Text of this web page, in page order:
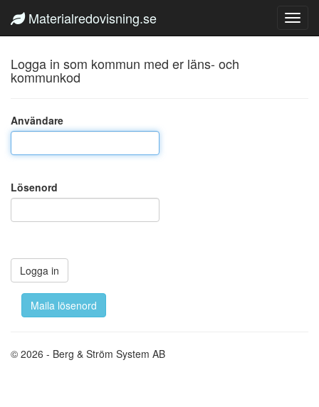
Materialredovisning.se
Logga in som kommun med er läns- och
kommunkod
Användare
Lösenord
© 2026 - Berg & Ström System AB